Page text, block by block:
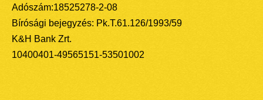
Adószám:18525278-2-08
Bírósági bejegyzés: Pk.T.61.126/1993/59
K&H Bank Zrt.
10400401-49565151-53501002